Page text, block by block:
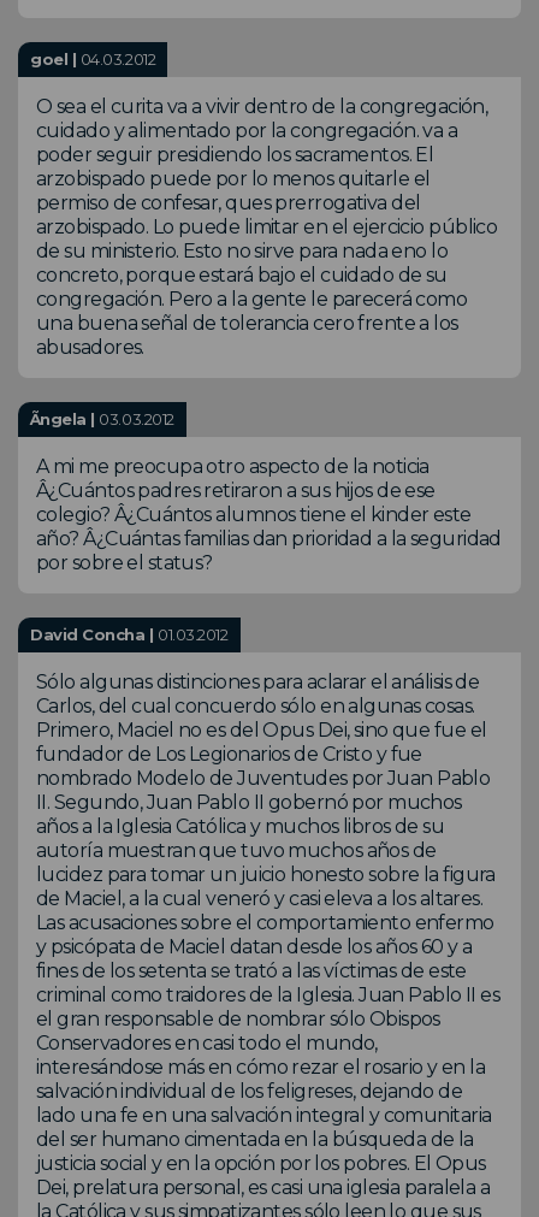
goel | 04.03.2012
O sea el curita va a vivir dentro de la congregación,
cuidado y alimentado por la congregación. va a
poder seguir presidiendo los sacramentos. El
arzobispado puede por lo menos quitarle el
permiso de confesar, ques prerrogativa del
arzobispado. Lo puede limitar en el ejercicio público
de su ministerio. Esto no sirve para nada eno lo
concreto, porque estará bajo el cuidado de su
congregación. Pero a la gente le parecerá como
una buena señal de tolerancia cero frente a los
abusadores.
Ãngela | 03.03.2012
A mi me preocupa otro aspecto de la noticia
Â¿Cuántos padres retiraron a sus hijos de ese
colegio? Â¿Cuántos alumnos tiene el kinder este
año? Â¿Cuántas familias dan prioridad a la seguridad
por sobre el status?
David Concha | 01.03.2012
Sólo algunas distinciones para aclarar el análisis de
Carlos, del cual concuerdo sólo en algunas cosas.
Primero, Maciel no es del Opus Dei, sino que fue el
fundador de Los Legionarios de Cristo y fue
nombrado Modelo de Juventudes por Juan Pablo
II. Segundo, Juan Pablo II gobernó por muchos
años a la Iglesia Católica y muchos libros de su
autoría muestran que tuvo muchos años de
lucidez para tomar un juicio honesto sobre la figura
de Maciel, a la cual veneró y casi eleva a los altares.
Las acusaciones sobre el comportamiento enfermo
y psicópata de Maciel datan desde los años 60 y a
fines de los setenta se trató a las víctimas de este
criminal como traidores de la Iglesia. Juan Pablo II es
el gran responsable de nombrar sólo Obispos
Conservadores en casi todo el mundo,
interesándose más en cómo rezar el rosario y en la
salvación individual de los feligreses, dejando de
lado una fe en una salvación integral y comunitaria
del ser humano cimentada en la búsqueda de la
justicia social y en la opción por los pobres. El Opus
Dei, prelatura personal, es casi una iglesia paralela a
la Católica y sus simpatizantes sólo leen lo que sus